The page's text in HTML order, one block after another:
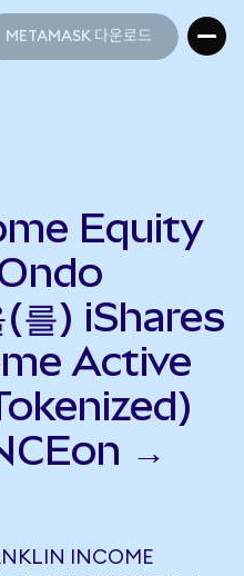
METAMASK 다운로드
Equity
를) iShares
Active
→
INCOME